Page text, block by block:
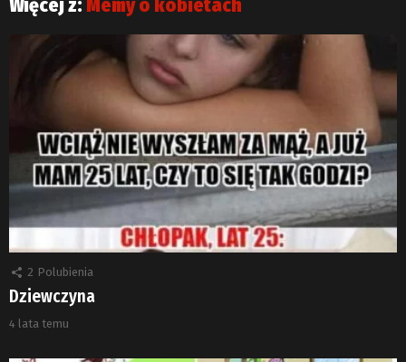
Więcej z: Memy o kobietach
2 Polubienia
Dziewczyna
4 lata temu